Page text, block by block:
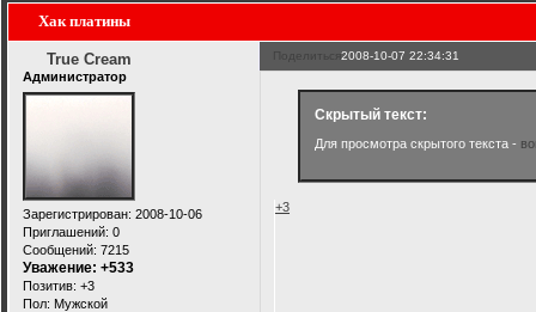
Хак платины
Поделиться2008-10-07 22:34:31
True Cream
Администратор
Зарегистрирован: 2008-10-06
Приглашений: 0
Сообщений: 7215
Уважение: +533
Позитив: +3
Пол: Мужской
Скрытый текст:
Для просмотра скрытого текста -
+3